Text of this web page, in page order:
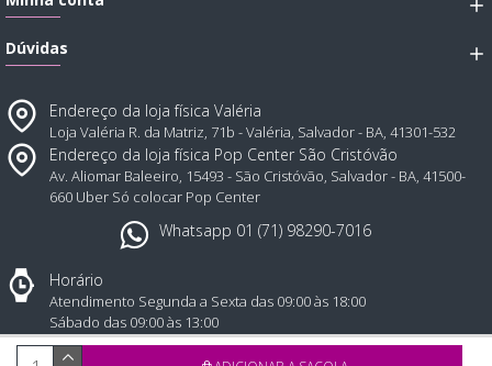
Dúvidas
Endereço da loja física Valéria
Loja Valéria R. da Matriz, 71b - Valéria, Salvador - BA, 41301-532
Endereço da loja física Pop Center São Cristóvão
Av. Aliomar Baleeiro, 15493 - São Cristóvão, Salvador - BA, 41500-
660 Uber Só colocar Pop Center
Whatsapp 01 (71) 98290-7016
Horário
Atendimento Segunda a Sexta das 09:00 às 18:00
Sábado das 09:00 às 13:00
Todos direitos reservados © 2025, Atual Sex distribuidora de produtos eróticos - CNPJ: